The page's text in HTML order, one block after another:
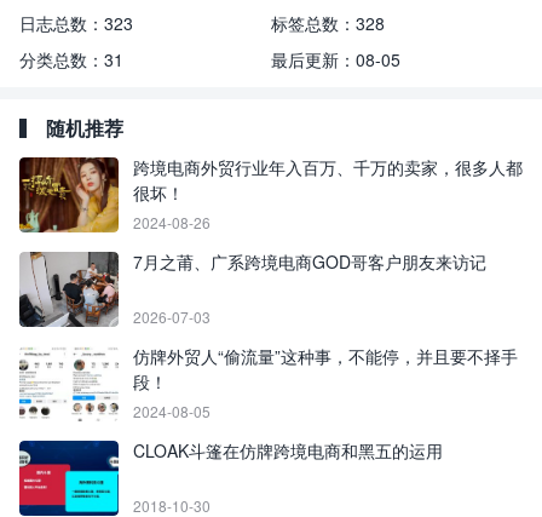
日志总数： 323 标签总数： 328
分类总数： 31 最后更新： 08-05
随机推荐
跨境电商外贸行业年入百万、千万的卖家，很多人都
很坏！
2024-08-26
7月之莆、广系跨境电商GOD哥客户朋友来访记
2026-07-03
仿牌外贸人“偷流量”这种事，不能停，并且要不择手
段！
2024-08-05
CLOAK斗篷在仿牌跨境电商和黑五的运用
2018-10-30